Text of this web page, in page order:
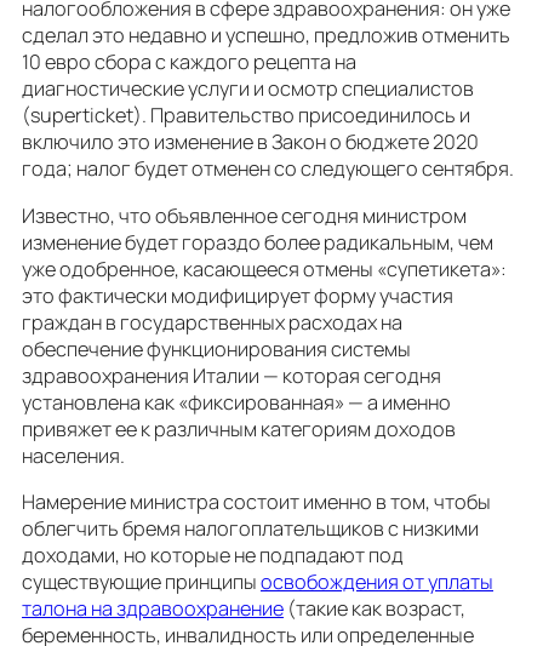
налогообложения в сфере здравоохранения: он уже
сделал это недавно и успешно, предложив отменить
10 евро сбора с каждого рецепта на
диагностические услуги и осмотр специалистов
(superticket). Правительство присоединилось и
включило это изменение в Закон о бюджете 2020
года; налог будет отменен со следующего сентября.
Известно, что объявленное сегодня министром
изменение будет гораздо более радикальным, чем
уже одобренное, касающееся отмены «супетикета»:
это фактически модифицирует форму участия
граждан в государственных расходах на
обеспечение функционирования системы
здравоохранения Италии — которая сегодня
установлена как «фиксированная» — а именно
привяжет ее к различным категориям доходов
населения.
Намерение министра состоит именно в том, чтобы
облегчить бремя налогоплательщиков с низкими
доходами, но которые не подпадают под
существующие принципыосвобождения от уплаты
талона на здравоохранение (такие как возраст,
беременность, инвалидность или определенные